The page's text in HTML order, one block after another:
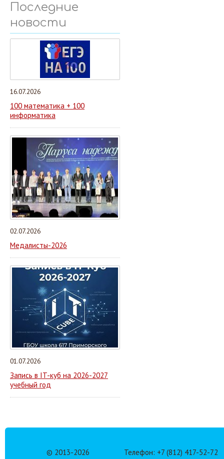
Последние
новости
16.07.2026
100 математика + 100
информатика
02.07.2026
Медалисты-2026
01.07.2026
Запись в IT-куб на 2026-2027
учебный год
© 2013-2026 Телефон: +7 (812) 417-52-72